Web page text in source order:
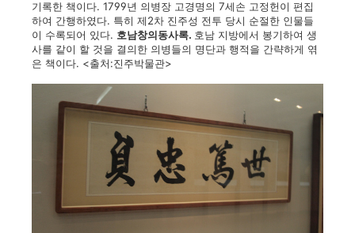
기록한 책이다. 1799년 의병장 고경명의 7세손 고정헌이 편집
하여 간행하였다. 특히 제2차 진주성 전투 당시 순절한 인물들
이 수록되어 있다. 호남창의동사록. 호남 지방에서 봉기하여 생
사를 같이 할 것을 결의한 의병들의 명단과 행적을 간략하게 엮
은 책이다. <출처:진주박물관>